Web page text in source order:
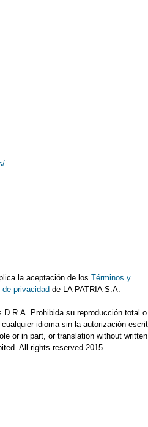
la aceptación de losTérminos y
privacidad de LA PATRIA S.A.
D.R.A. Prohibida su reproducción total o
idioma sin la autorización
or in part, or translation without written
All rights reserved 2015